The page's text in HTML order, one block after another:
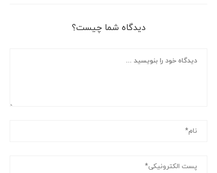
دیدگاه شما چیست؟